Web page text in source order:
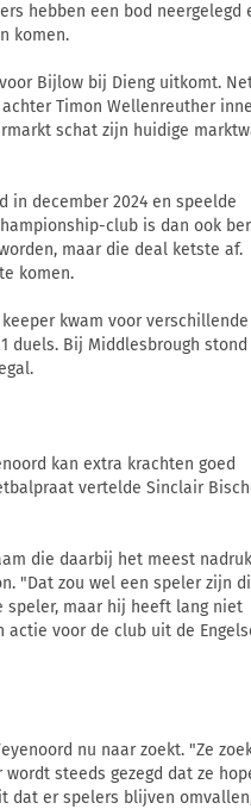
hebben een bod neergelegd
komen.
Bijlow bij Dieng uitkomt.
Timon Wellenreuther
schat zijn huidige
in december 2024 en speelde
club is dan ook
maar die deal ketste af.
komen.
kwam voor
duels. Bij Middlesbrough
kan extra krachten goed
vertelde Sinclair
die daarbij het meest
"Dat zou wel een speler zijn
speler, maar hij heeft lang niet
voor de club uit de
nu naar zoekt. "Ze
steeds gezegd dat ze
dat er spelers blijven